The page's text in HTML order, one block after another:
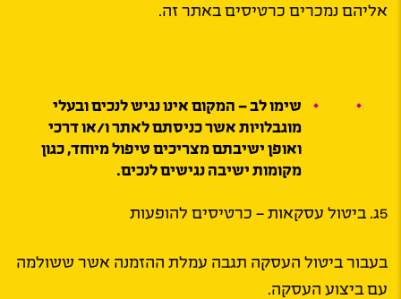
אליהם נמכרים כרטיסים באתר זה.
שימו לב – המקום אינו נגיש לנכים ובעלי
מוגבלויות אשר כניסתם לאתר ו/או דרכי
ואופן ישיבתם מצריכים טיפול מיוחד, כגון
מקומות ישיבה נגישים לנכים.
5ג. ביטול עסקאות – כרטיסים להופעות
בעבור ביטול העסקה תגבה עמלת ההזמנה אשר ששולמה
עם ביצוע העסקה.